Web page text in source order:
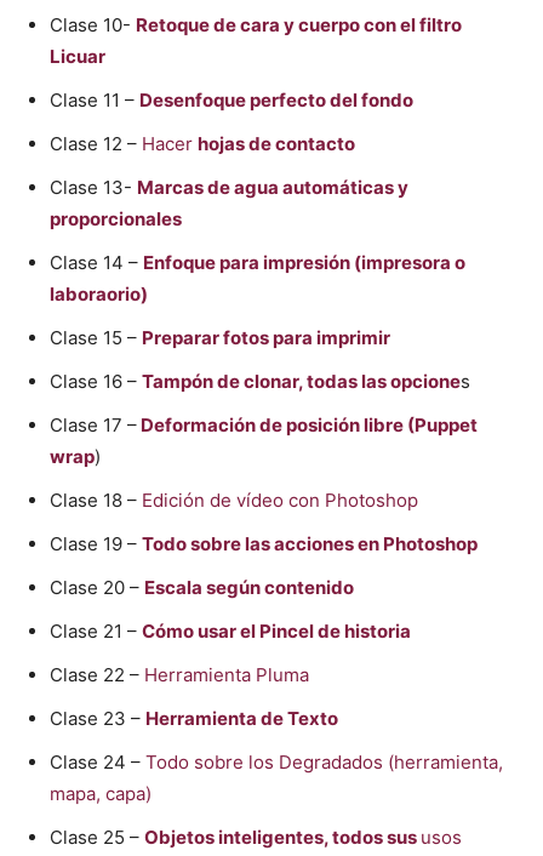
Clase 10- Retoque de cara y cuerpo con el filtro
Licuar
Clase 11 – Desenfoque perfecto del fondo
Clase 12 – Hacer hojas de contacto
Clase 13- Marcas de agua automáticas y
proporcionales
Clase 14 – Enfoque para impresión (impresora o
laboraorio)
Clase 15 – Preparar fotos para imprimir
Clase 16 – Tampón de clonar, todas las opciones
Clase 17 – Deformación de posición libre (Puppet
wrap)
Clase 18 – Edición de vídeo con Photoshop
Clase 19 – Todo sobre las acciones en Photoshop
Clase 20 – Escala según contenido
Clase 21 – Cómo usar el Pincel de historia
Clase 22 – Herramienta Pluma
Clase 23 – Herramienta de Texto
Clase 24 – Todo sobre los Degradados (herramienta,
mapa, capa)
Clase 25 – Objetos inteligentes, todos sus usos